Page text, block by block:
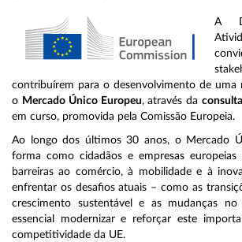
A
contribuírem para o desenvolvimento de uma
o Mercado Único Europeu, através da
em curso, promovida pela Comissão Europeia.
Ao longo dos últimos 30 anos, o Mercado
forma como cidadãos e empresas europeias
barreiras ao comércio, à mobilidade e à
enfrentar os desafios atuais – como as
crescimento sustentável e as mudanças
essencial modernizar e reforçar este
competitividade da UE.